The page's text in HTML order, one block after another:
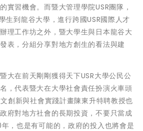
實習機會。而暨大管理學院USR團隊，
到龍谷大學，進行跨國USR國際人才
理工作坊之外，暨大學生與日本龍谷大
表，分組分享對地方創生的看法與建
大在前天剛剛獲得天下USR大學公民公
，代表暨大在大學社會責任扮演火車頭
創新與社會實踐計畫陳東升特聘教授也
府對地方社會的長期投資，不要只當成
，也是有可能的，政府的投入也將會是